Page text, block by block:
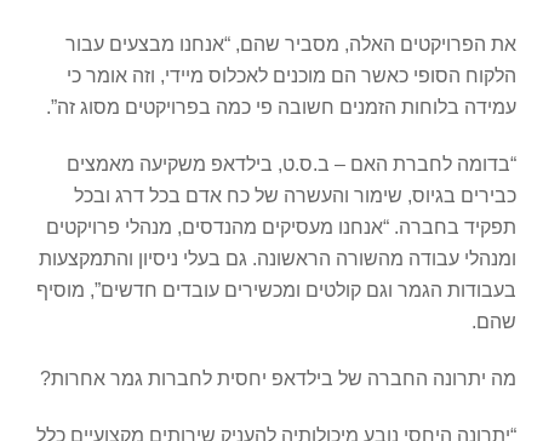
את הפרויקטים האלה, מסביר שהם, “אנחנו מבצעים עבור
הלקוח הסופי כאשר הם מוכנים לאכלוס מיידי, וזה אומר כי
עמידה בלוחות הזמנים חשובה פי כמה בפרויקטים מסוג זה”.
“בדומה לחברת האם – ב.ס.ט, בילדאפ משקיעה מאמצים
כבירים בגיוס, שימור והעשרה של כח אדם בכל דרג ובכל
תפקיד בחברה. “אנחנו מעסיקים מהנדסים, מנהלי פרויקטים
ומנהלי עבודה מהשורה הראשונה. גם בעלי ניסיון והתמקצעות
בעבודות הגמר וגם קולטים ומכשירים עובדים חדשים”, מוסיף
שהם.
מה יתרונה החברה של בילדאפ יחסית לחברות גמר אחרות?
“יתרונה היחסי נובע מיכולותיה להעניק שירותים מקצועיים כלל